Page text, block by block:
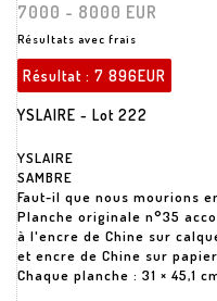
7000 - 8000 EUR
Résultats avec frais
Résultat : 7 896EUR
YSLAIRE - Lot 222
YSLAIRE
SAMBRE
Faut-il que nous mourions
Planche originale n°35
à l'encre de Chine sur
et encre de Chine sur papier
Chaque planche : 31 × 45,1